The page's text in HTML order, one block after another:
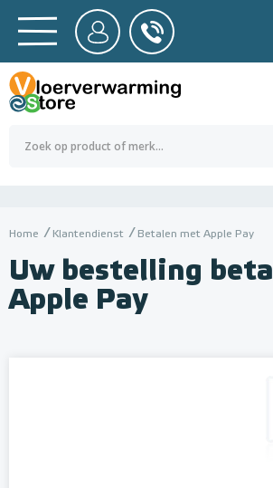
BTW
0,00
Home Klantendienst Betalen met Apple Pay
Uw bestelling
Apple Pay